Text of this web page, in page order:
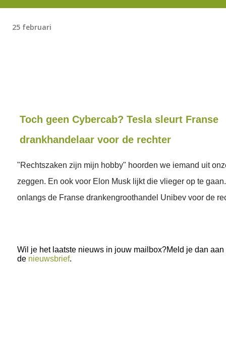
25 februari
Toch geen Cybercab? Tesla sleurt Franse
drankhandelaar voor de rechter
"Rechtszaken zijn mijn hobby" hoorden we iemand uit
zeggen. En ook voor Elon Musk lijkt die vlieger op te
onlangs de Franse drankengroothandel Unibev voor de
Wil je het laatste nieuws in jouw mailbox?Meld je dan aan
de nieuwsbrief.